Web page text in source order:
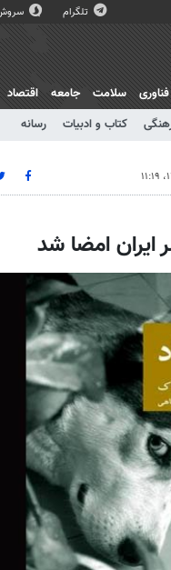
تلگرام
کتاب و ادبیات رسانه
سلامت جامعه اقتصاد
ایران امضا شد